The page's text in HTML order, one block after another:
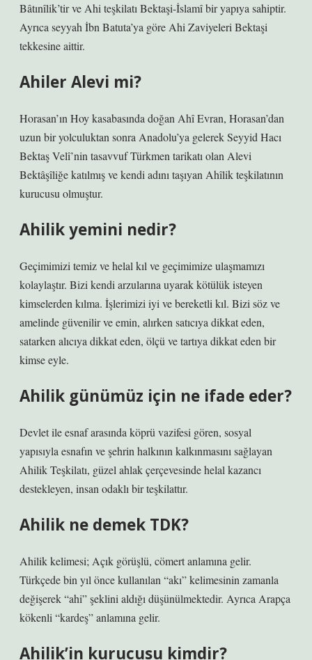
Bâtınîlik’tir ve Ahi teşkilatı Bektaşi-İslamî bir yapıya sahiptir.
Ayrıca seyyah İbn Batuta’ya göre Ahi Zaviyeleri Bektaşi
tekkesine aittir.
Ahiler Alevi mi?
Horasan’ın Hoy kasabasında doğan Ahî Evran, Horasan’dan
uzun bir yolculuktan sonra Anadolu’ya gelerek Seyyid Hacı
Bektaş Velî’nin tasavvuf Türkmen tarikatı olan Alevi
Bektâşîliğe katılmış ve kendi adını taşıyan Ahîlik teşkilatının
kurucusu olmuştur.
Ahilik yemini nedir?
Geçimimizi temiz ve helal kıl ve geçimimize ulaşmamızı
kolaylaştır. Bizi kendi arzularına uyarak kötülük isteyen
kimselerden kılma. İşlerimizi iyi ve bereketli kıl. Bizi söz ve
amelinde güvenilir ve emin, alırken satıcıya dikkat eden,
satarken alıcıya dikkat eden, ölçü ve tartıya dikkat eden bir
kimse eyle.
Ahilik günümüz için ne ifade eder?
Devlet ile esnaf arasında köprü vazifesi gören, sosyal
yapısıyla esnafın ve şehrin halkının kalkınmasını sağlayan
Ahilik Teşkilatı, güzel ahlak çerçevesinde helal kazancı
destekleyen, insan odaklı bir teşkilattır.
Ahilik ne demek TDK?
Ahilik kelimesi; Açık görüşlü, cömert anlamına gelir.
Türkçede bin yıl önce kullanılan “akı” kelimesinin zamanla
değişerek “ahi” şeklini aldığı düşünülmektedir. Ayrıca Arapça
kökenli “kardeş” anlamına gelir.
Ahilik’in kurucusu kimdir?